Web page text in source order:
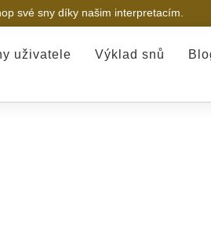
své sny díky našim interpretacím.
uživatele Výklad snů